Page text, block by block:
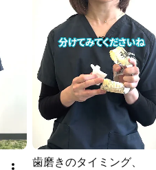
歯磨きのタイミング、